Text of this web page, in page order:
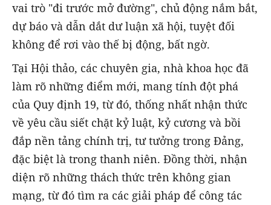
vai trò "đi trước mở đường", chủ động nắm bắt,
dự báo và dẫn dắt dư luận xã hội, tuyệt đối
không để rơi vào thế bị động, bất ngờ.
Tại Hội thảo, các chuyên gia, nhà khoa học đã
làm rõ những điểm mới, mang tính đột phá
của Quy định 19, từ đó, thống nhất nhận thức
về yêu cầu siết chặt kỷ luật, kỷ cương và bồi
đắp nền tảng chính trị, tư tưởng trong Đảng,
đặc biệt là trong thanh niên. Đồng thời, nhận
diện rõ những thách thức trên không gian
mạng, từ đó tìm ra các giải pháp để công tác